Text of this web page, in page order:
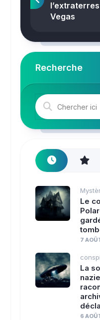
Vegas
Recherche
Le
7
La
6